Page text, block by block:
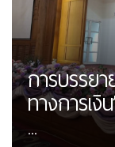
การบรรย
ทางการเ
...